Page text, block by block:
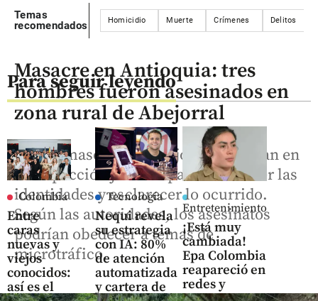
Temas
recomendados
Homicidio Muerte Crímenes Delitos
Para seguir leyendo
Colombia
Entre
caras
nuevas y
viejos
conocidos:
así es el
Tecnología
Nequi revela
su estrategia
con IA: 80%
de atención
automatizada
y cartera de
Entretenimiento
¡Está muy
cambiada!
Epa Colombia
reapareció en
redes y
Masacre en Antioquia: tres
hombres fueron asesinados en
zona rural de Abejorral
Tras la masecre en Abejorral, avanzan en
la inspección judicial para establecer las
identidades y esclarecer lo ocurrido.
Según las autoridades, los asesinatos
podrían obedecer a temas de
microtráfico.